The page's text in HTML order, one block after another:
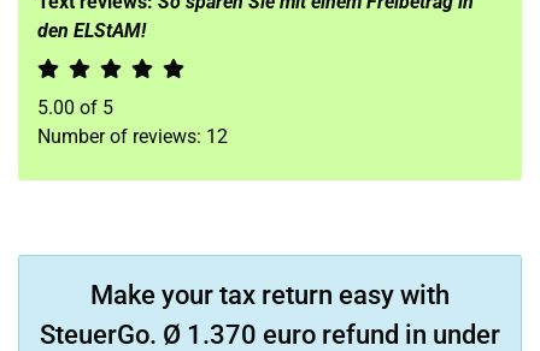
den ELStAM!
5.00 of 5
Number of reviews: 12
Make your tax return easy with
SteuerGo. Ø 1.370 euro refund in under